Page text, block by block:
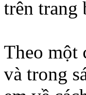
trên trang
Theo một
và trong